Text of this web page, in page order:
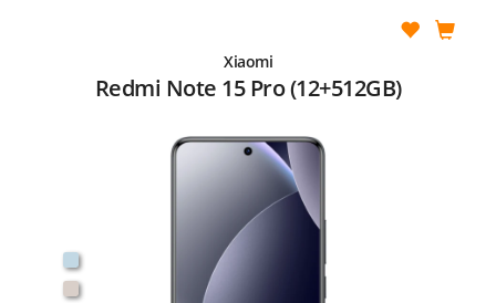
Xiaomi
Redmi Note 15 Pro (12+512GB)